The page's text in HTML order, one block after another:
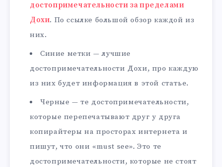
достопримечательности за пределами
Дохи. По ссылке большой обзор каждой из
них.
Синие метки — лучшие
достопримечательности Дохи, про каждую
из них будет информация в этой статье.
Черные — те достопримечательности,
которые перепечатывают друг у друга
копирайтеры на просторах интернета и
пишут, что они «must see». Это те
достопримечательности, которые не стоят